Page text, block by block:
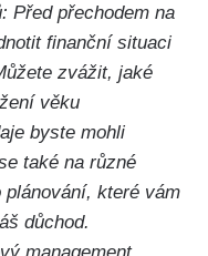
Před přechodem na
finanční situaci
zvážit, jaké
věku
byste mohli
také na různé
plánování, které vám
důchod.
management